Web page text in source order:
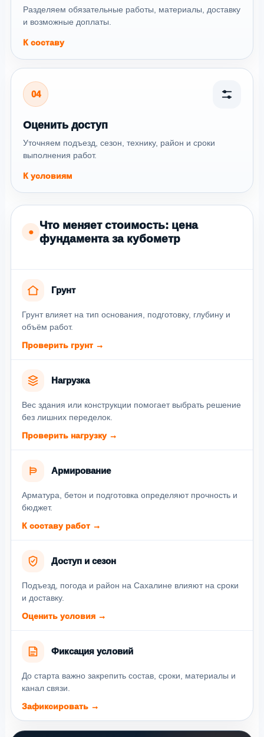
Разделяем обязательные работы, материалы, доставку
и возможные доплаты.
К составу
04
Оценить доступ
Уточняем подъезд, сезон, технику, район и сроки
выполнения работ.
К условиям
●
Что меняет стоимость: цена
фундамента за кубометр
Грунт
Грунт влияет на тип основания, подготовку, глубину и
объём работ.
Проверить грунт →
Нагрузка
Вес здания или конструкции помогает выбрать решение
без лишних переделок.
Проверить нагрузку →
Армирование
Арматура, бетон и подготовка определяют прочность и
бюджет.
К составу работ →
Доступ и сезон
Подъезд, погода и район на Сахалине влияют на сроки
и доставку.
Оценить условия →
Фиксация условий
До старта важно закрепить состав, сроки, материалы и
канал связи.
Зафиксировать →